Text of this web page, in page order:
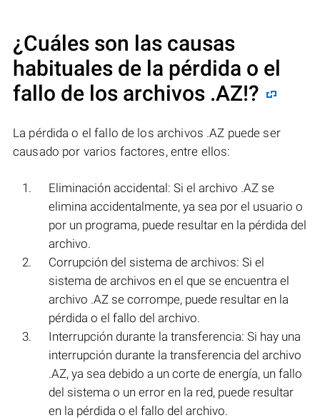
¿Cuáles son las causas
habituales de la pérdida o el
fallo de los archivos .AZ!?
La pérdida o el fallo de los archivos .AZ puede ser
causado por varios factores, entre ellos:
Eliminación accidental: Si el archivo .AZ se
elimina accidentalmente, ya sea por el usuario o
por un programa, puede resultar en la pérdida del
archivo.
Corrupción del sistema de archivos: Si el
sistema de archivos en el que se encuentra el
archivo .AZ se corrompe, puede resultar en la
pérdida o el fallo del archivo.
Interrupción durante la transferencia: Si hay una
interrupción durante la transferencia del archivo
.AZ, ya sea debido a un corte de energía, un fallo
del sistema o un error en la red, puede resultar
en la pérdida o el fallo del archivo.